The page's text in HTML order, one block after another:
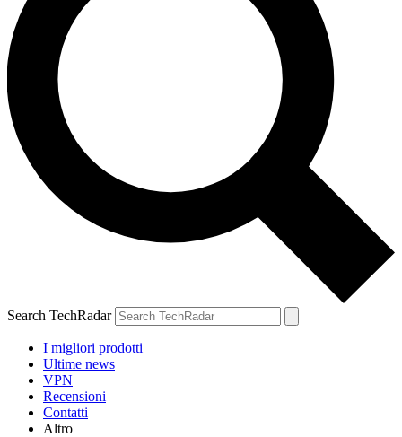
Search TechRadar
I migliori prodotti
Ultime news
VPN
Recensioni
Contatti
Altro